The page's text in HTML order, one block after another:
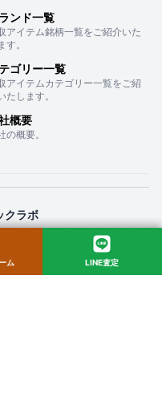
ンド一覧
アイテム銘柄一覧をご紹介いた
す。
ゴリー一覧
アイテムカテゴリー一覧をご紹
たします。
概要
の概要。
クラボ
１６ セントフォービル ２０３
Reserved.
ム LINE査定